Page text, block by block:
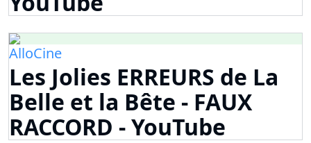
AlloCine
Les Jolies ERREURS de La
Belle et la Bête - FAUX
RACCORD - YouTube